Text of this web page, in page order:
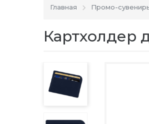
Главная Промо-
Картхолдер